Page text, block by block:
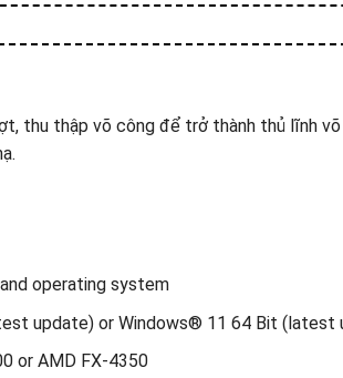
thu thập võ công để trở thành thủ lĩnh
operating system
update) or Windows® 11 64 Bit (latest
or AMD FX-4350